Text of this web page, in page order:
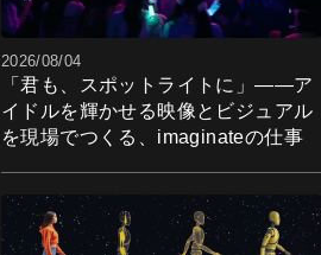
2026/08/04
「君も、スポットライトに」――ア
イドルを輝かせる映像とビジュアル
を現場でつくる、imaginateの仕事